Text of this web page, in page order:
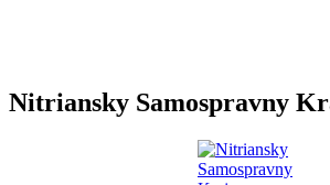
Nitriansky Samospravny